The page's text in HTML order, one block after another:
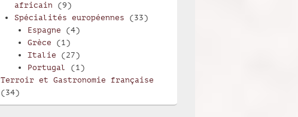
africain (9)
Spécialités européennes (33)
Espagne (4)
Grèce (1)
Italie (27)
Portugal
(1)
Terroir et Gastronomie française
(34)